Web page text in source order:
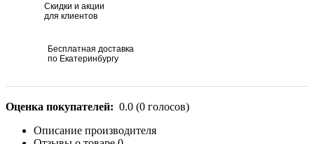
Скидки и акции
для клиентов
Бесплатная доставка
по Екатеринбургу
Оценка покупателей: 0.0 (0 голосов)
Описание производителя